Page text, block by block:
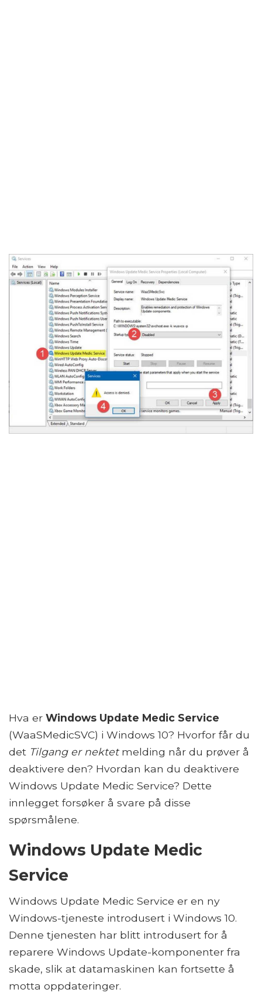
Hva er Windows Update Medic Service
(WaaSMedicSVC) i Windows 10? Hvorfor får du
det Tilgang er nektetmelding når du prøver å
deaktivere den? Hvordan kan du deaktivere
Windows Update Medic Service? Dette
innlegget forsøker å svare på disse
spørsmålene.
Windows Update Medic
Service
Windows Update Medic Service er en ny
Windows-tjeneste introdusert i Windows 10.
Denne tjenesten har blitt introdusert for å
reparere Windows Update-komponenter fra
skade, slik at datamaskinen kan fortsette å
motta oppdateringer.